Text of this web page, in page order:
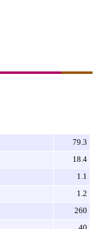
79.3
18.4
1.1
1.2
260